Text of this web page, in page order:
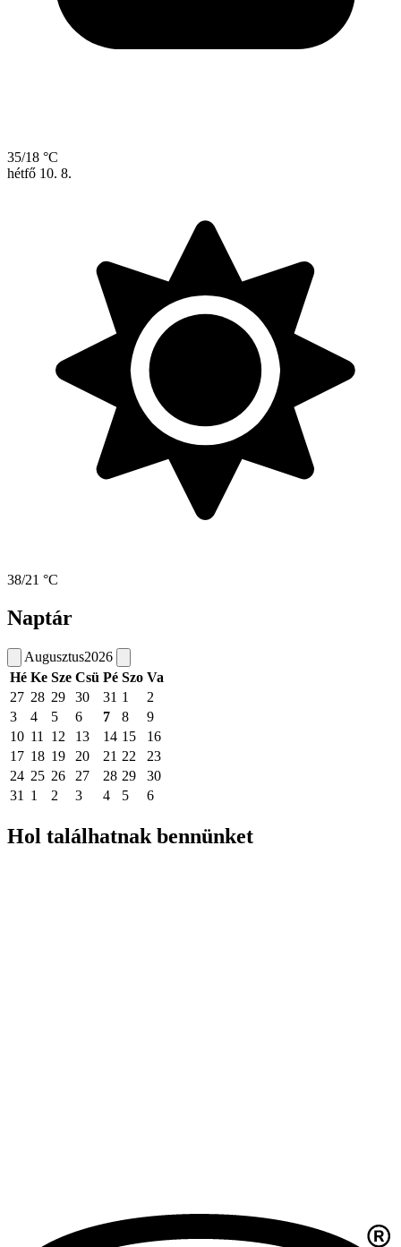
35/18 °C
hétfő 10. 8.
38/21 °C
Naptár
Augusztus2026
Hé Ke Sze Csü Pé Szo Va
27 28 29 30 31 1
2
3
4 5 6 7 8
9
10 11 12 13 14 15
16
17 18 19 20 21 22
23
24 25 26 27 28 29
30
31
1 2 3 4 5 6
Hol találhatnak bennünket